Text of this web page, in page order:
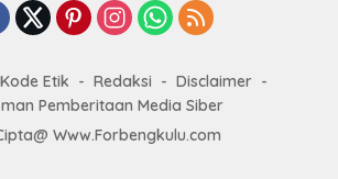
Kode Etik Redaksi
Disclaimer
Pemberitaan Media Siber
Www.Forbengkulu.com